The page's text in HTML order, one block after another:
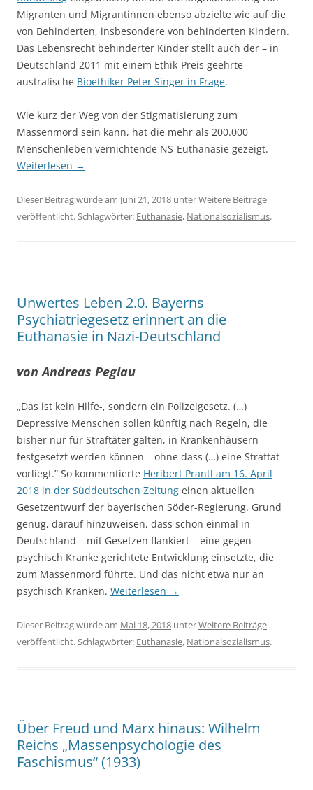
Migranten und Migrantinnen ebenso abzielte wie auf die
von Behinderten, insbesondere von behinderten Kindern.
Das Lebensrecht behinderter Kinder stellt auch der – in
Deutschland 2011 mit einem Ethik-Preis geehrte –
australische Bioethiker Peter Singer in Frage.
Wie kurz der Weg von der Stigmatisierung zum
Massenmord sein kann, hat die mehr als 200.000
Menschenleben vernichtende NS-Euthanasie gezeigt.
Weiterlesen →
Dieser Beitrag wurde am Juni 21, 2018 unterWeitere Beiträge
veröffentlicht. Schlagwörter: Euthanasie, Nationalsozialismus.
Unwertes Leben 2.0. Bayerns
Psychiatriegesetz erinnert an die
Euthanasie in Nazi-Deutschland
von Andreas Peglau
„Das ist kein Hilfe-, sondern ein Polizeigesetz. (…)
Depressive Menschen sollen künftig nach Regeln, die
bisher nur für Straftäter galten, in Krankenhäusern
festgesetzt werden können – ohne dass (…) eine Straftat
vorliegt.” So kommentierte Heribert Prantl am 16. April
2018 in der Süddeutschen Zeitung einen aktuellen
Gesetzentwurf der bayerischen Söder-Regierung. Grund
genug, darauf hinzuweisen, dass schon einmal in
Deutschland – mit Gesetzen flankiert – eine gegen
psychisch Kranke gerichtete Entwicklung einsetzte, die
zum Massenmord führte. Und das nicht etwa nur an
psychisch Kranken. Weiterlesen →
Dieser Beitrag wurde am Mai 18, 2018 unterWeitere Beiträge
veröffentlicht. Schlagwörter: Euthanasie, Nationalsozialismus.
Über Freud und Marx hinaus: Wilhelm
Reichs „Massenpsychologie des
Faschismus“ (1933)